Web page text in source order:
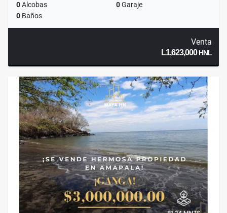
0Alcobas 0Garaje
0 Baños
Venta
L1,623,000HNL